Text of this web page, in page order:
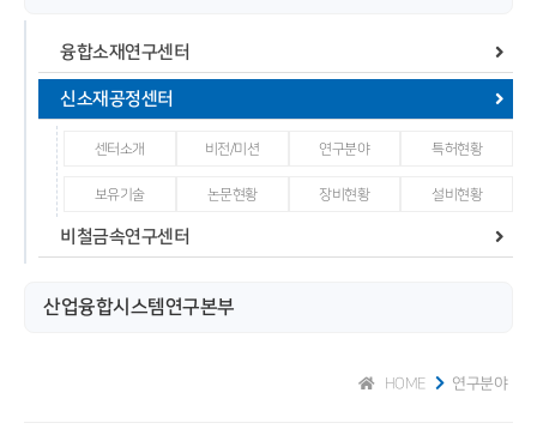
융합소재연구센터
신소재공정센터
센터소개 비전/미션 연구분야 특허현황
보유기술 논문현황 장비현황 설비현황
비철금속연구센터
산업융합시스템연구본부
연구분야
HOME